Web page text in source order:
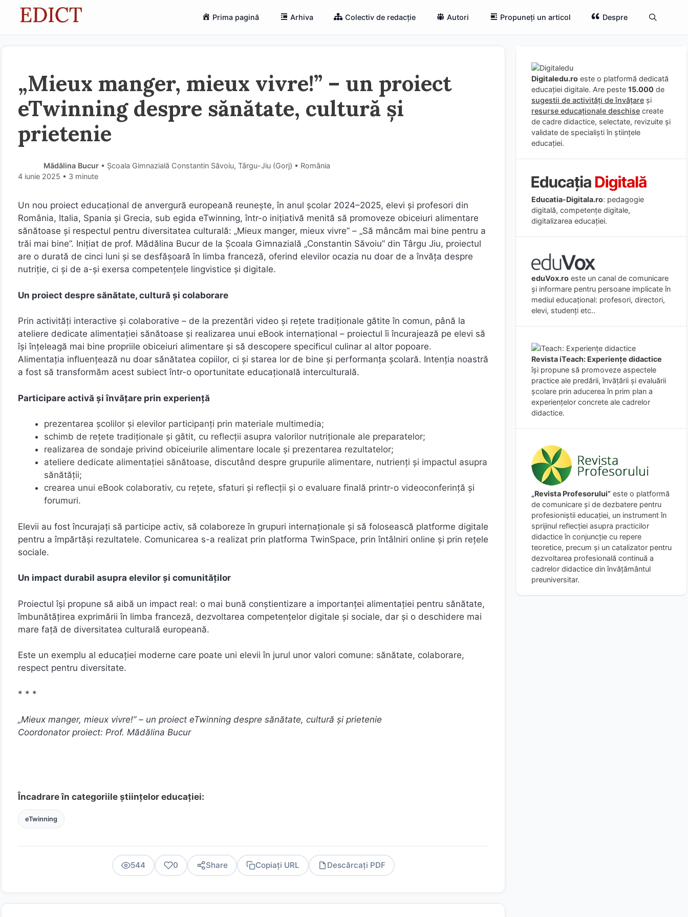
Prima pagină Arhiva Colectiv de redacție Autori Propuneți un articol Despre
„Mieux manger, mieux vivre!” – un proiect
eTwinning despre sănătate, cultură și
prietenie
Mădălina Bucur • Școala Gimnazială Constantin Săvoiu, Târgu-Jiu (Gorj) • România
4 iunie 2025 • 3 minute
Un nou proiect educațional de anvergură europeană reunește, în anul școlar 2024–2025, elevi și profesori din
România, Italia, Spania și Grecia, sub egida eTwinning, într-o inițiativă menită să promoveze obiceiuri alimentare
sănătoase și respectul pentru diversitatea culturală: „Mieux manger, mieux vivre” – „Să mâncăm mai bine pentru a
trăi mai bine”. Inițiat de prof. Mădălina Bucur de la Școala Gimnazială „Constantin Săvoiu” din Târgu Jiu, proiectul
are o durată de cinci luni și se desfășoară în limba franceză, oferind elevilor ocazia nu doar de a învăța despre
nutriție, ci și de a-și exersa competențele lingvistice și digitale.
Un proiect despre sănătate, cultură și colaborare
Prin activități interactive și colaborative – de la prezentări video și rețete tradiționale gătite în comun, până la
ateliere dedicate alimentației sănătoase și realizarea unui eBook internațional – proiectul îi încurajează pe elevi să
își înțeleagă mai bine propriile obiceiuri alimentare și să descopere specificul culinar al altor popoare.
Alimentația influențează nu doar sănătatea copiilor, ci și starea lor de bine și performanța școlară. Intenția noastră
a fost să transformăm acest subiect într-o oportunitate educațională interculturală.
Participare activă și învățare prin experiență
prezentarea școlilor și elevilor participanți prin materiale multimedia;
schimb de rețete tradiționale și gătit, cu reflecții asupra valorilor nutriționale ale preparatelor;
realizarea de sondaje privind obiceiurile alimentare locale și prezentarea rezultatelor;
ateliere dedicate alimentației sănătoase, discutând despre grupurile alimentare, nutrienți și impactul asupra
sănătății;
crearea unui eBook colaborativ, cu rețete, sfaturi și reflecții și o evaluare finală printr-o videoconferință și
forumuri.
Elevii au fost încurajați să participe activ, să colaboreze în grupuri internaționale și să folosească platforme digitale
pentru a împărtăși rezultatele. Comunicarea s-a realizat prin platforma TwinSpace, prin întâlniri online și prin rețele
sociale.
Un impact durabil asupra elevilor și comunităților
Proiectul își propune să aibă un impact real: o mai bună conștientizare a importanței alimentației pentru sănătate,
îmbunătățirea exprimării în limba franceză, dezvoltarea competențelor digitale și sociale, dar și o deschidere mai
mare față de diversitatea culturală europeană.
Este un exemplu al educației moderne care poate uni elevii în jurul unor valori comune: sănătate, colaborare,
respect pentru diversitate.
* * *
„Mieux manger, mieux vivre!” – un proiect eTwinning despre sănătate, cultură și prietenie
Coordonator proiect: Prof. Mădălina Bucur
Încadrare în categoriile științelor educației:
eTwinning
544 0 Share Copiați URL Descărcați PDF
Digitaledu.ro este o platformă dedicată
educației digitale. Are peste 15.000 de
sugestii de activități de învățare și
resurse educaționale deschise create
de cadre didactice, selectate, revizuite și
validate de specialiști în științele
educației.
Educatia-Digitala.ro: pedagogie
digitală, competențe digitale,
digitalizarea educației.
eduVox.ro este un canal de comunicare
și informare pentru persoane implicate în
mediul educațional: profesori, directori,
elevi, studenți etc..
Revista iTeach: Experienţe didactice
îşi propune să promoveze aspectele
practice ale predării, învăţării şi evaluării
şcolare prin aducerea în prim plan a
experienţelor concrete ale cadrelor
didactice.
„Revista Profesorului” este o platformă
de comunicare și de dezbatere pentru
profesioniștii educației, un instrument în
sprijinul reflecției asupra practicilor
didactice în conjuncție cu repere
teoretice, precum și un catalizator pentru
dezvoltarea profesională continuă a
cadrelor didactice din învățământul
preuniversitar.